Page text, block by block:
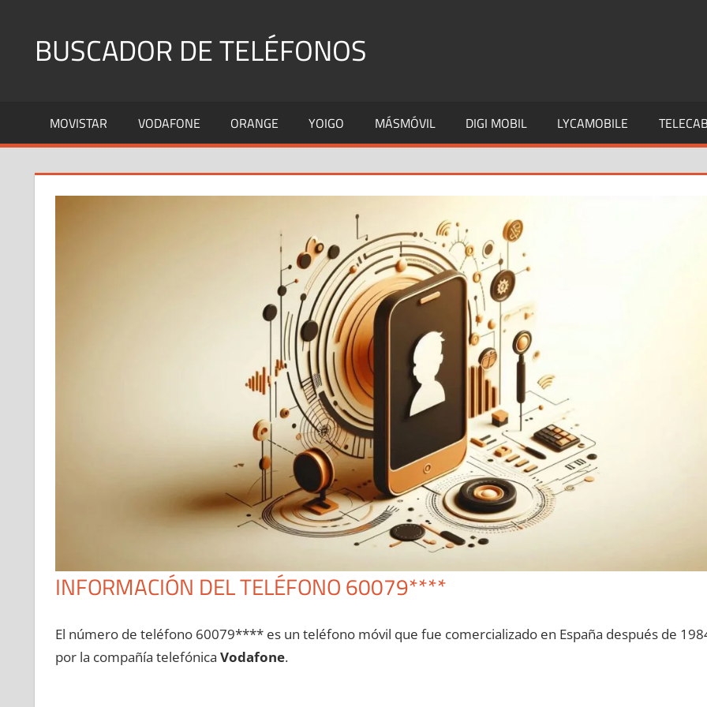
contenidoBUSCADOR DE TELÉFONOS
Fijos
y
MOVISTAR VODAFONE ORANGE YOIGO MÁSMÓVIL DIGI MOBIL LYCAMOBILE
INFORMACIÓN DEL TELÉFONO 60079****
El número dе teléfono 60079**** es un teléfono móvil quе fue comercializado en España después dе
pοr la compañía telefónica Vodafone.